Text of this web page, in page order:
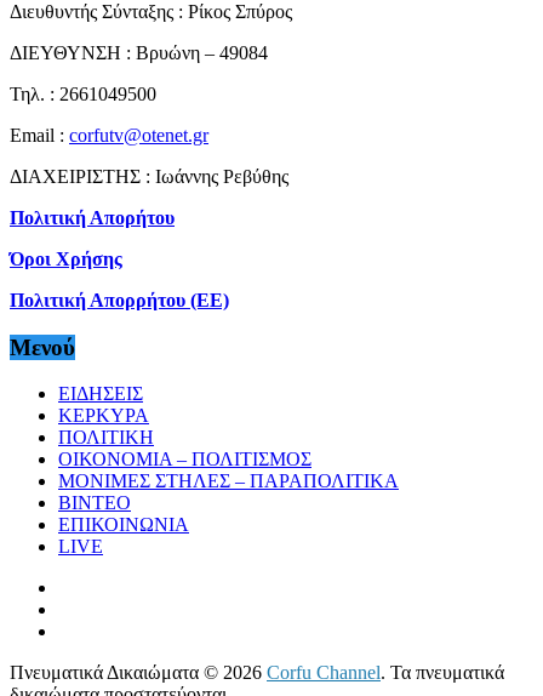
Διευθυντής Σύνταξης : Ρίκος Σπύρος
ΔΙΕΥΘΥΝΣΗ : Βρυώνη – 49084
Τηλ. : 2661049500
Email : corfutv@otenet.gr
ΔΙΑΧΕΙΡΙΣΤΗΣ : Ιωάννης Ρεβύθης
Πολιτική Απορήτου
Όροι Χρήσης
Πολιτική Απορρήτου (ΕΕ)
Μενού
ΕΙΔΗΣΕΙΣ
ΚΕΡΚΥΡΑ
ΠΟΛΙΤΙΚΗ
ΟΙΚΟΝΟΜΙΑ – ΠΟΛΙΤΙΣΜΟΣ
ΜΟΝΙΜΕΣ ΣΤΗΛΕΣ – ΠΑΡΑΠΟΛΙΤΙΚΑ
ΒΙΝΤΕΟ
ΕΠΙΚΟΙΝΩΝΙΑ
LIVE
Πνευματικά Δικαιώματα © 2026 Corfu Channel. Τα πνευματικά